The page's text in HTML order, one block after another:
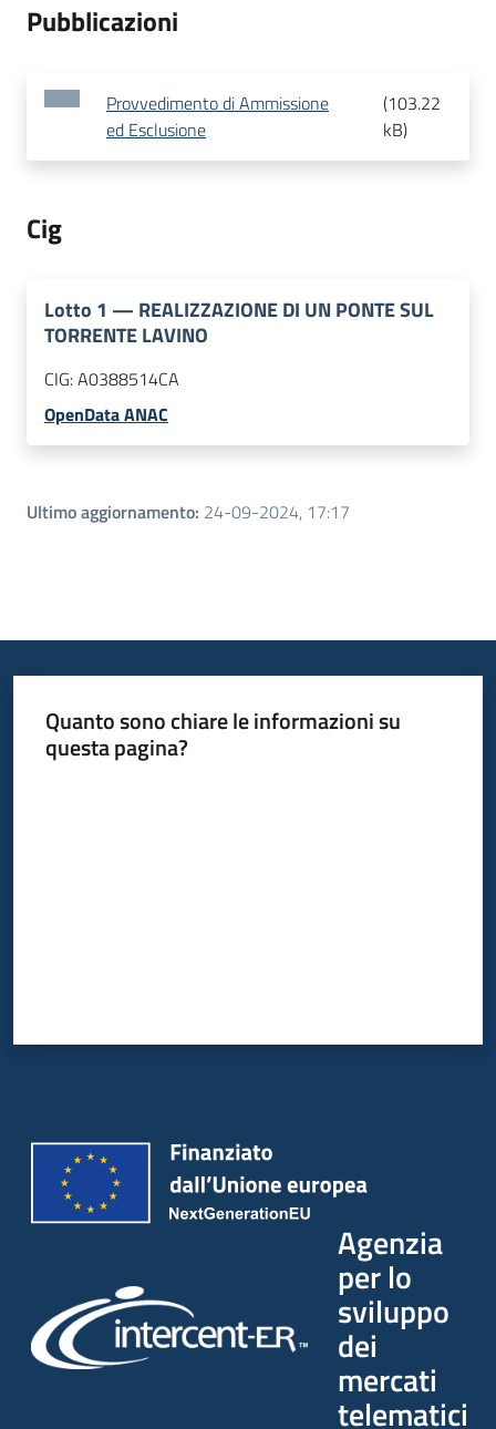
Pubblicazioni
Provvedimento di Ammissione
ed Esclusione
(103.22
kB)
Cig
Lotto 1 — REALIZZAZIONE DI UN PONTE SUL
TORRENTE LAVINO
CIG:A0388514CA
OpenData ANAC
Ultimo aggiornamento: 24-09-2024, 17:17
Quanto sono chiare le informazioni su
questa pagina?
Agenzia
per lo
sviluppo
dei
mercati
telematici